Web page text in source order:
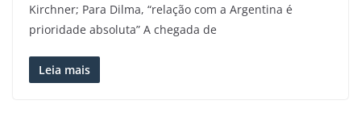
Kirchner; Para Dilma, “relação com a Argentina é
prioridade absoluta” A chegada de
Leia mais